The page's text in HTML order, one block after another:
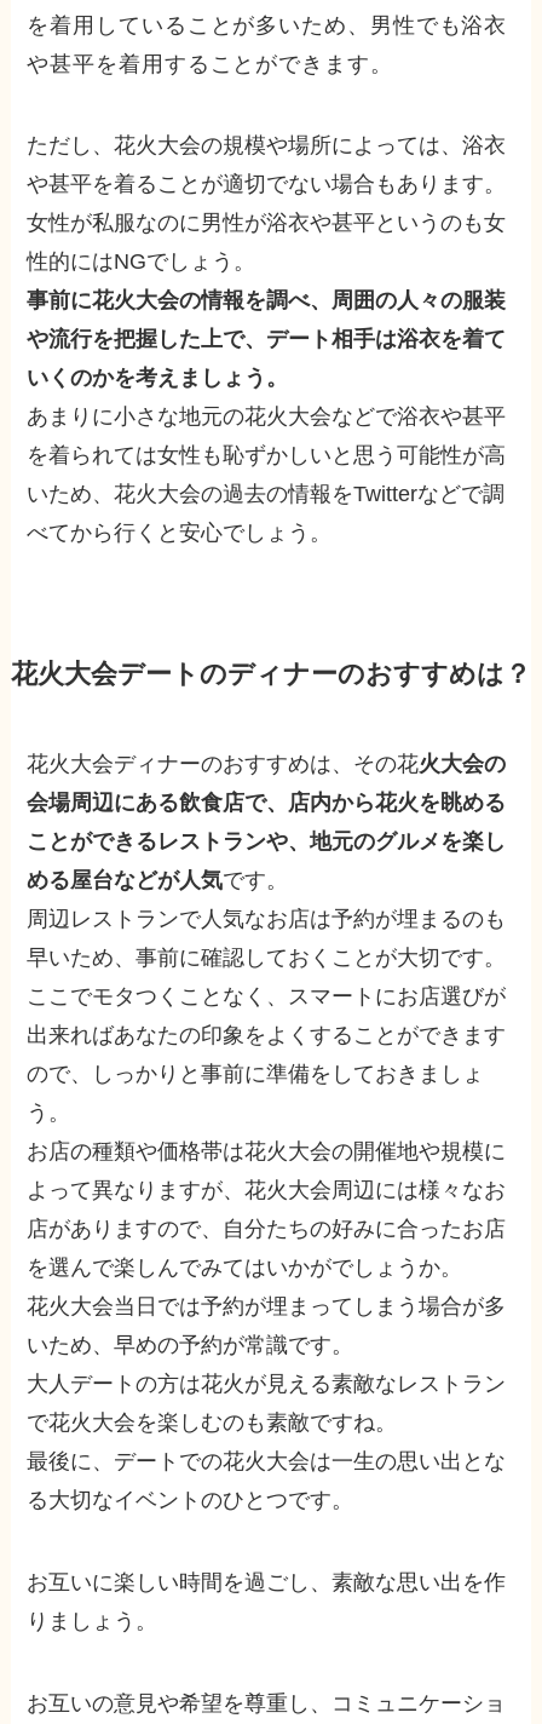
を着用していることが多いため、男性でも浴衣
や甚平を着用することができます。
ただし、花火大会の規模や場所によっては、浴衣
や甚平を着ることが適切でない場合もあります。
女性が私服なのに男性が浴衣や甚平というのも女
性的にはNGでしょう。
事前に花火大会の情報を調べ、周囲の人々の服装
や流行を把握した上で、デート相手は浴衣を着て
いくのかを考えましょう。
あまりに小さな地元の花火大会などで浴衣や甚平
を着られては女性も恥ずかしいと思う可能性が高
いため、花火大会の過去の情報をTwitterなどで調
べてから行くと安心でしょう。
花火大会デートのディナーのおすすめは？
花火大会ディナーのおすすめは、その花火大会の
会場周辺にある飲食店で、店内から花火を眺める
ことができるレストランや、地元のグルメを楽し
める屋台などが人気です。
周辺レストランで人気なお店は予約が埋まるのも
早いため、事前に確認しておくことが大切です。
ここでモタつくことなく、スマートにお店選びが
出来ればあなたの印象をよくすることができます
ので、しっかりと事前に準備をしておきましょ
う。
お店の種類や価格帯は花火大会の開催地や規模に
よって異なりますが、花火大会周辺には様々なお
店がありますので、自分たちの好みに合ったお店
を選んで楽しんでみてはいかがでしょうか。
花火大会当日では予約が埋まってしまう場合が多
いため、早めの予約が常識です。
大人デートの方は花火が見える素敵なレストラン
で花火大会を楽しむのも素敵ですね。
最後に、デートでの花火大会は一生の思い出とな
る大切なイベントのひとつです。
お互いに楽しい時間を過ごし、素敵な思い出を作
りましょう。
お互いの意見や希望を尊重し、コミュニケーショ